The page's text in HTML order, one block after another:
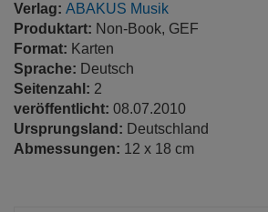
Verlag: ABAKUS Musik
Produktart: Non-Book, GEF
Format: Karten
Sprache: Deutsch
Seitenzahl: 2
veröffentlicht: 08.07.2010
Ursprungsland: Deutschland
Abmessungen: 12 x 18 cm